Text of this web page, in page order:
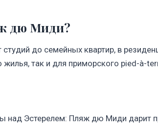
дю Миди?
до семейных квартир, в
так и для приморского pied-à-
над Эстерелем: Пляж дю Миди дарит